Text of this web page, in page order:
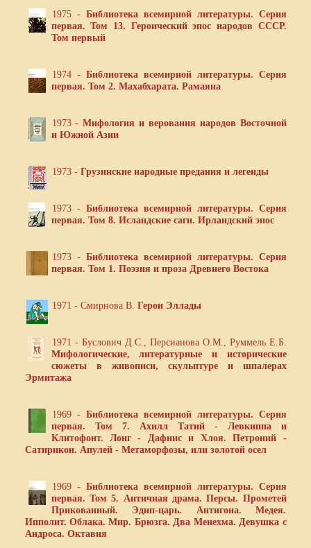
1975 - Библиотека всемирной литературы. Серия
первая. Том 13. Героический эпос народов СССР.
Том первый
1974 - Библиотека всемирной литературы. Серия
первая. Том 2. Махабхарата. Рамаяна
1973 -Мифология и верования народов Восточной
и Южной Азии
1973 - Грузинские народные предания и легенды
1973 - Библиотека всемирной литературы. Серия
первая. Том 8. Исландские саги. Ирландский эпос
1973 - Библиотека всемирной литературы. Серия
первая. Том 1. Поэзия и проза Древнего Востока
1971 - Смирнова В. Герои Эллады
1971 - Буслович Д.С., Персианова О.М., Руммель Е.Б.
Мифологические, литературные и исторические
сюжеты в живописи, скульптуре и шпалерах
Эрмитажа
1969 - Библиотека всемирной литературы. Серия
первая. Том 7. Ахилл Татий - Левкиппа и
Клитофонт. Лонг - Дафнис и Хлоя. Петроний -
Сатирикон. Апулей - Метаморфозы, или золотой осел
1969 - Библиотека всемирной литературы. Серия
первая. Том 5. Античная драма. Персы. Прометей
Прикованный. Эдип-царь. Антигона. Медея.
Ипполит. Облака. Мир. Брюзга. Два Менехма. Девушка с
Андроса. Октавия